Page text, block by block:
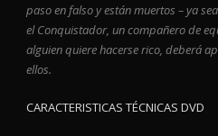
paso en falso y están muertos – ya
el Conquistador, un compañero de
alguien quiere hacerse rico, deberá
ellos.
CARACTERISTICAS TÉCNICAS DVD